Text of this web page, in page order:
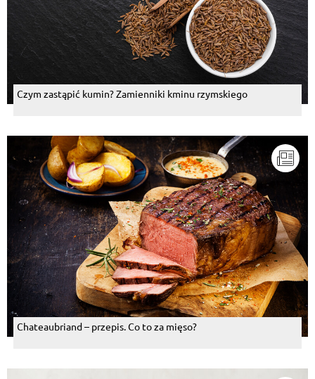
Czym zastąpić kumin? Zamienniki kminu rzymskiego
Chateaubriand – przepis. Co to za mięso?